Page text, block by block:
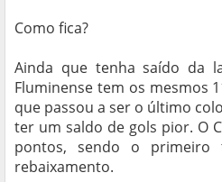
Como fica?
Ainda que tenha saído da
Fluminense tem os mesmos
que passou a ser o último
ter um saldo de gols pior. O
pontos, sendo o
rebaixamento.